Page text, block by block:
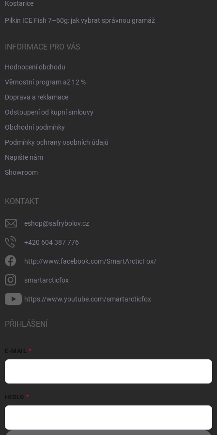
Kostarice
Pilkin ICE Fish 7–60g: jak vybrat správnou gramáž
INFORMACE PRO VÁS
Hodnocení obchodu
Věrnostní program až 12 %
Doprava a reklamace
Odstoupení od kupní smlouvy
Obchodní podmínky
Podmínky ochrany osobních údajů
Napište nám
Showroom
KONTAKT
eshop@safrybolov.cz
+420 604 387 776
http://www.facebook.com/SmartArcticFox/
smartarcticfox
https://www.youtube.com/smartarcticfox
PŘIHLÁŠENÍ
E-MAIL
HESLO